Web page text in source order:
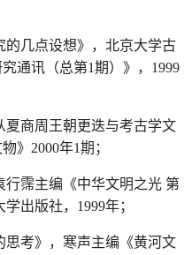
的几点设想》，北京大学古
通讯（总第1期）》，1999
商周王朝更迭与考古学文
》2000年1期；
行霈主编《中华文明之光 第
出版社，1999年；
思考》，寒声主编《黄河文